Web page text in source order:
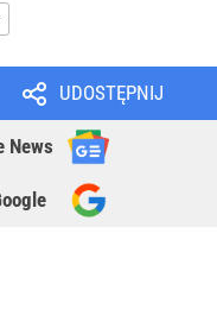
UDOSTĘPNIJ
News